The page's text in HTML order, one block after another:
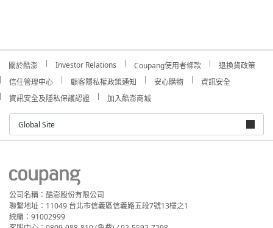
關於酷澎 Investor Relations Coupang使用者條款
退換貨政策
信任管理中心
顧客隱私權政策通知 安心購物
資訊安全
資訊安全及隱私保護認證
加入酷澎商城
Global Site
公司名稱：酷澎股份有限公司
聯繫地址：11049 台北市信義區信義路五段7號13樓之1
統編：91002999